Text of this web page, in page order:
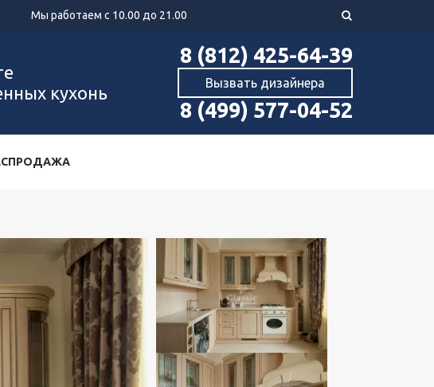
Мы работаем с 10.00 до 21.00
кухонь
8 (812) 425-64-39
Вызвать дизайнера
8 (499) 577-04-52